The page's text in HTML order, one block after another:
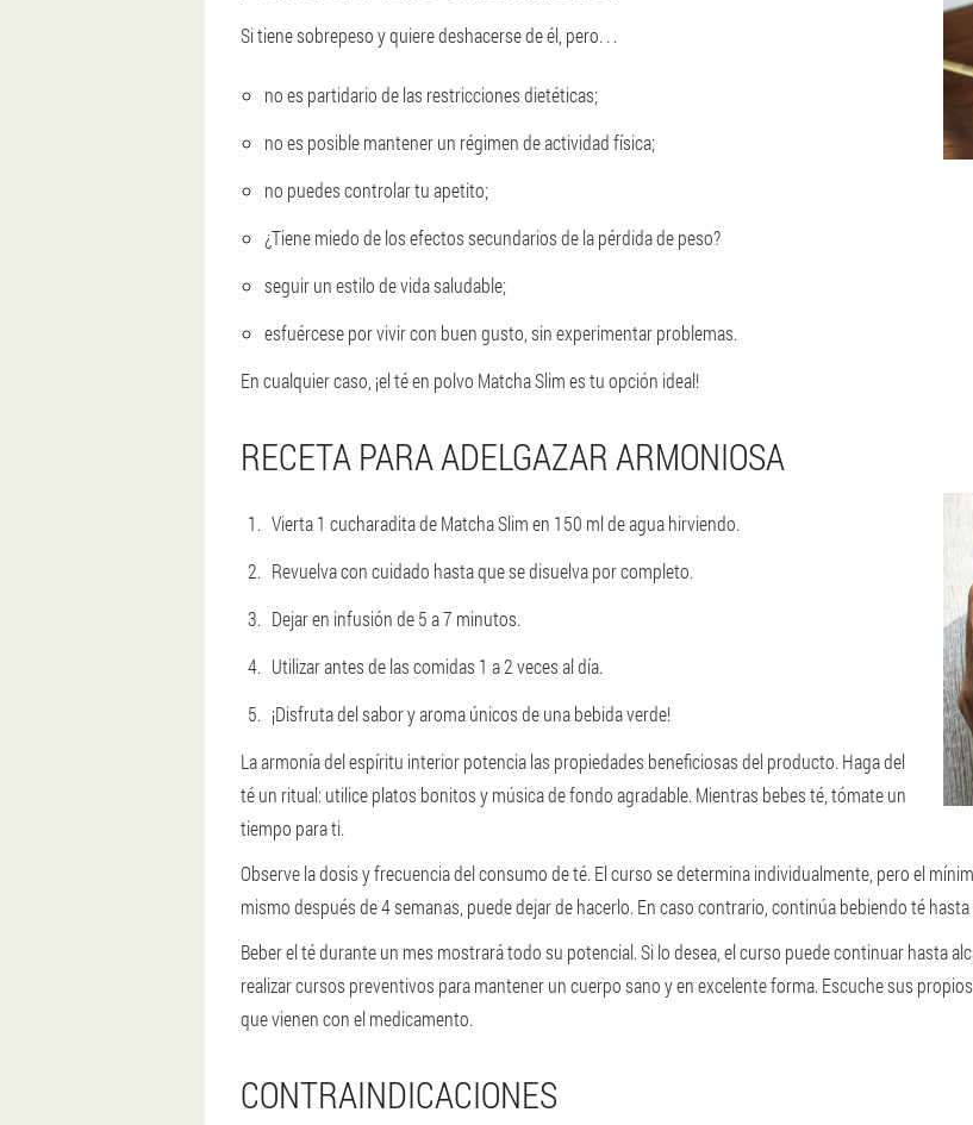
Si tiene sobrepeso y quiere deshacerse de él, pero. . .
no es partidario de las restricciones dietéticas;
no es posible mantener un régimen de actividad física;
no puedes controlar tu apetito;
¿Tiene miedo de los efectos secundarios de la pérdida de peso?
seguir un estilo de vida saludable;
esfuércese por vivir con buen gusto, sin experimentar problemas.
En cualquier caso, ¡el té en polvo Matcha Slim es tu opción ideal!
RECETA PARA ADELGAZAR ARMONIOSA
Vierta 1 cucharadita de Matcha Slim en 150 ml de agua hirviendo.
Revuelva con cuidado hasta que se disuelva por completo.
Dejar en infusión de 5 a 7 minutos.
Utilizar antes de las comidas 1 a 2 veces al día.
¡Disfruta del sabor y aroma únicos de una bebida verde!
La armonía del espíritu interior potencia las propiedades beneficiosas del producto. Haga del
té un ritual: utilice platos bonitos y música de fondo agradable. Mientras bebes té, tómate un
tiempo para ti.
Observe la dosis y frecuencia del consumo de té. El curso se determina individualmente, pero el
mismo después de 4 semanas, puede dejar de hacerlo. En caso contrario, continúa bebiendo té
Beber el té durante un mes mostrará todo su potencial. Si lo desea, el curso puede continuar hasta
realizar cursos preventivos para mantener un cuerpo sano y en excelente forma. Escuche sus
que vienen con el medicamento.
CONTRAINDICACIONES